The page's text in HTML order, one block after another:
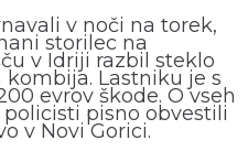
v noči na torek,
storilec na
v Idriji razbil steklo
Lastniku je s
evrov škode. O vseh
pisno obvestili
v Novi Gorici.